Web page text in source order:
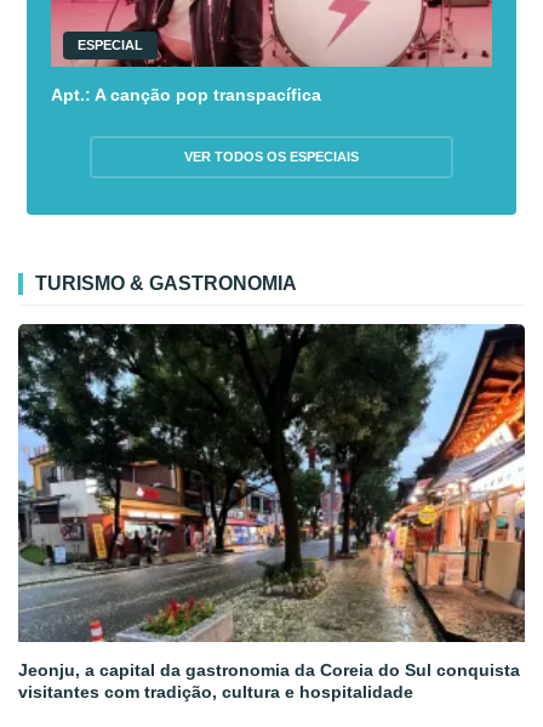
ESPECIAL
Apt.: A canção pop transpacífica
VER TODOS OS ESPECIAIS
TURISMO & GASTRONOMIA
Jeonju, a capital da gastronomia da Coreia do Sul conquista
visitantes com tradição, cultura e hospitalidade